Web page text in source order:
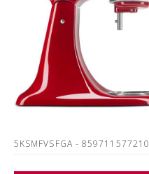
5KSMFVSFGA - 859711577210